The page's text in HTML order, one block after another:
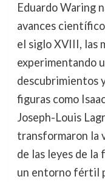
Eduardo Waring
avances
el siglo XVIII, las
experimentando
descubrimientos
figuras como
Joseph-Louis
transformaron la
de las leyes de la
un entorno fértil